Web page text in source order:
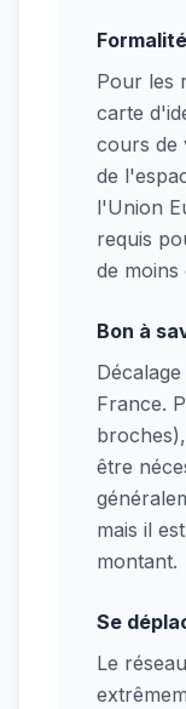
Pour les
carte
cours de
de
l'Union
requis
de moins
Bon à
France.
être
mais il
montant.
Se
Le